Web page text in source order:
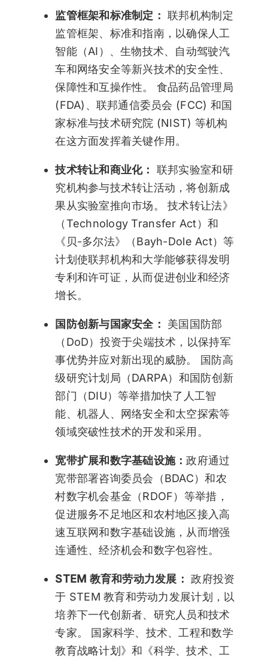
监管框架和标准制定：联邦机构制定
监管框架、标准和指南，以确保人工
智能（AI）、生物技术、自动驾驶汽
车和网络安全等新兴技术的安全性、
保障性和互操作性。 食品药品管理局
(FDA)、联邦通信委员会 (FCC) 和国
家标准与技术研究院 (NIST) 等机构
在这方面发挥着关键作用。
技术转让和商业化： 联邦实验室和研
究机构参与技术转让活动，将创新成
果从实验室推向市场。 技术转让法》
（Technology Transfer Act）和
《贝-多尔法》（Bayh-Dole Act）等
计划使联邦机构和大学能够获得发明
专利和许可证，从而促进创业和经济
增长。
国防创新与国家安全： 美国国防部
（DoD）投资于尖端技术，以保持军
事优势并应对新出现的威胁。 国防高
级研究计划局（DARPA）和国防创新
部门（DIU）等举措加快了人工智
能、机器人、网络安全和太空探索等
领域突破性技术的开发和采用。
宽带扩展和数字基础设施：政府通过
宽带部署咨询委员会（BDAC）和农
村数字机会基金（RDOF）等举措，
促进服务不足地区和农村地区接入高
速互联网和数字基础设施，从而增强
连通性、经济机会和数字包容性。
STEM 教育和劳动力发展：政府投资
于 STEM 教育和劳动力发展计划，以
培养下一代创新者、研究人员和技术
专家。 国家科学、技术、工程和数学
教育战略计划》和《科学、技术、工